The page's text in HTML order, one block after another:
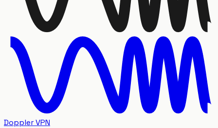
Doppler VPN